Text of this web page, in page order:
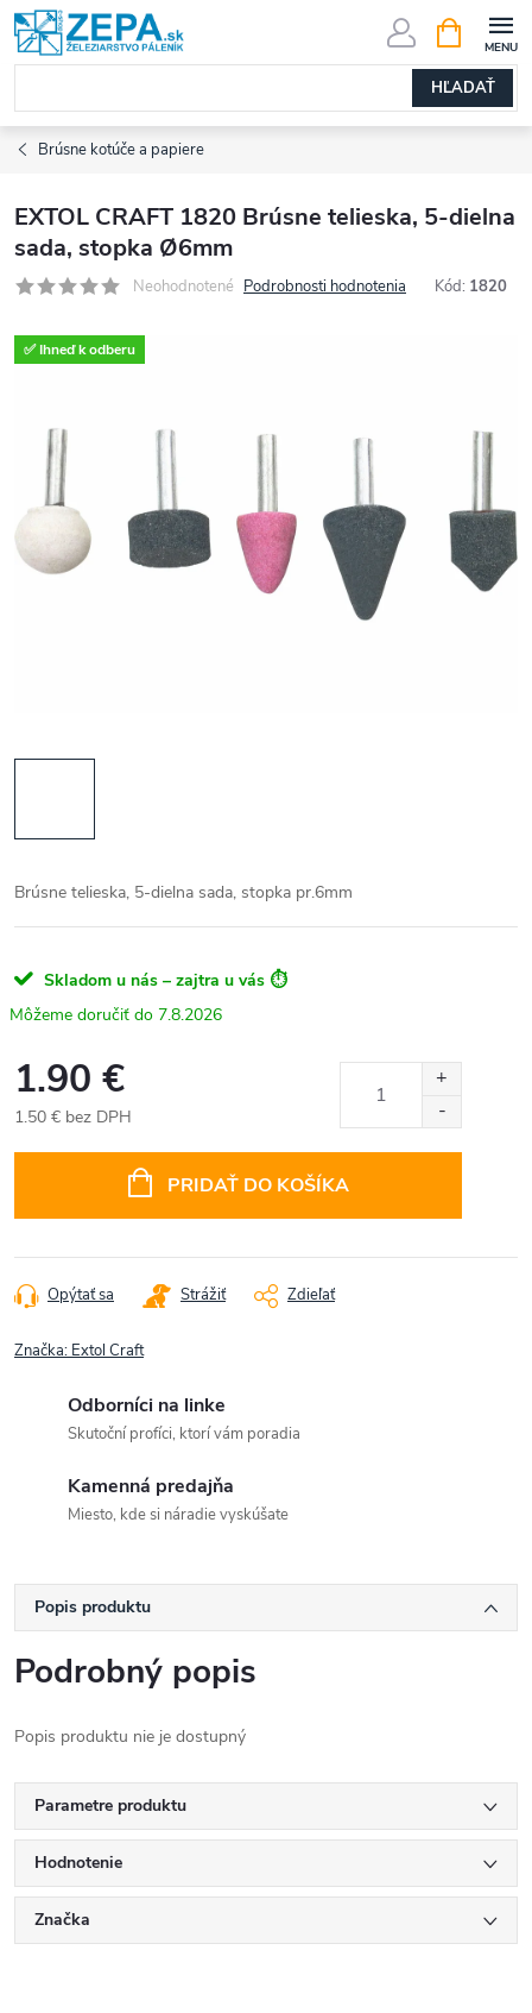
Prejsť
na
obsah
HĽADAŤ
KOŠÍK
Brúsne kotúče a papiere
EXTOL CRAFT 1820 Brúsne telieska, 5-dielna
sada, stopka Ø6mm
Neohodnotené Podrobnosti hodnotenia Kód: 1820
✅ Ihneď k odberu
Brúsne telieska, 5-dielna sada, stopka pr.6mm
Skladom u nás – zajtra u vás ⏱️
7.8.2026
1.90 €
1.50 € bez DPH
PRIDAŤ DO KOŠÍKA
Opýtať sa Strážiť Zdieľať
Značka: Extol Craft
Odborníci na linke
Skutoční profíci, ktorí vám poradia
Kamenná predajňa
Miesto, kde si náradie vyskúšate
Popis produktu
Podrobný popis
Popis produktu nie je dostupný
Parametre produktu
Hodnotenie
Značka